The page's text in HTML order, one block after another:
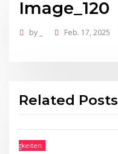
Image_120
by Feb. 17, 2025
Related Posts